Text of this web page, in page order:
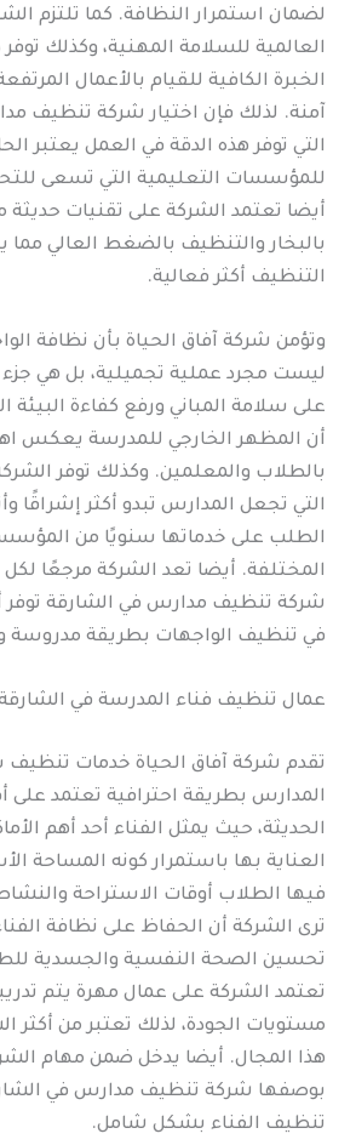
لضمان استمرار النظافة. كما تلتزم
العالمية للسلامة المهنية، وكذلك
الخبرة الكافية للقيام بالأعمال
آمنة. لذلك فإن اختيار شركة تنظيف
التي توفر هذه الدقة في العمل يعتبر
للمؤسسات التعليمية التي تسعى
أيضا تعتمد الشركة على تقنيات
بالبخار والتنظيف بالضغط العالي
التنظيف أكثر فعالية.
وتؤمن شركة آفاق الحياة بأن نظافة
ليست مجرد عملية تجميلية، بل هي
على سلامة المباني ورفع كفاءة البيئة
أن المظهر الخارجي للمدرسة يعكس
بالطلاب والمعلمين. وكذلك توفر
التي تجعل المدارس تبدو أكثر إشراقًا
الطلب على خدماتها سنويًا من
المختلفة. أيضا تعد الشركة مرجعًا
شركة تنظيف مدارس في الشارقة توفر
في تنظيف الواجهات بطريقة مدروسة
عمال تنظيف فناء المدرسة في
تقدم شركة آفاق الحياة خدمات تنظيف
المدارس بطريقة احترافية تعتمد على
الحديثة، حيث يمثل الفناء أحد أهم
العناية بها باستمرار كونه المساحة
فيها الطلاب أوقات الاستراحة
ترى الشركة أن الحفاظ على نظافة
تحسين الصحة النفسية والجسدية
تعتمد الشركة على عمال مهرة يتم
مستويات الجودة، لذلك تعتبر من أكثر
هذا المجال. أيضا يدخل ضمن مهام
بوصفها شركة تنظيف مدارس في
تنظيف الفناء بشكل شامل.